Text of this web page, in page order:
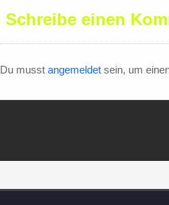
Schreibe einen
Du musst angemeldet sein, um